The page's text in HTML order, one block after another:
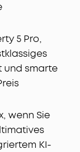
5 Pro,
und smarte
wenn Sie
KI-